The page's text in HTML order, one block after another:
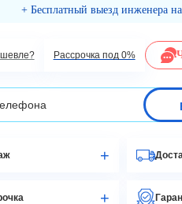
+ Бесплатный выезд инженера на
Рассрочка под 0%